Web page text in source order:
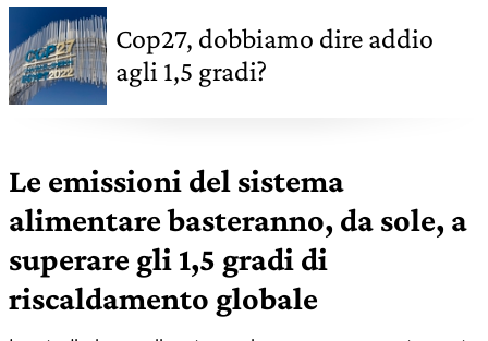
Cop27, dobbiamo dire addio
agli 1,5 gradi?
Le emissioni del sistema
alimentare basteranno, da sole, a
superare gli 1,5 gradi di
riscaldamento globale